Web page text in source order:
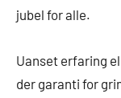
jubel for alle.
Uanset erfaring
der garanti for